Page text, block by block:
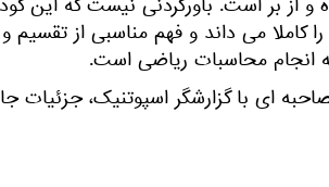
را کاملا می داند و فهم مناسبی از
انجام محاسبات ریاضی است.
ای با گزارشگر اسپوتنیک، جزئیات